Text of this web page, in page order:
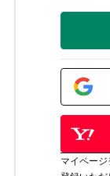
マイペー